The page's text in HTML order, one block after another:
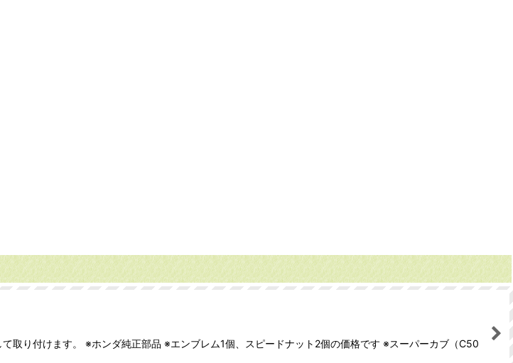
取り付けます。 ※ホンダ純正部品 ※エンブレム1個、スピードナット2個の価格です ※スーパーカブ（C50